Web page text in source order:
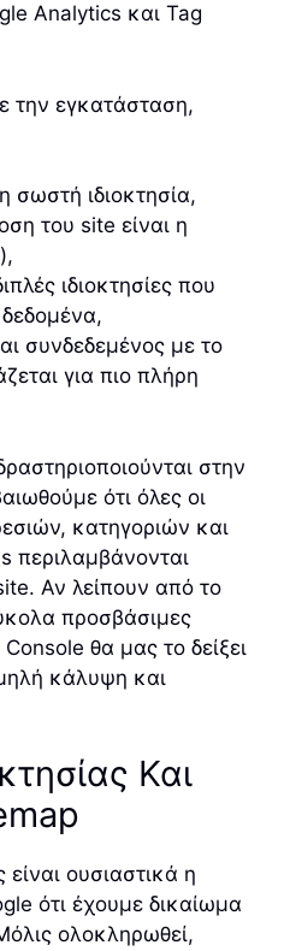
Analytics και Tag
την εγκατάσταση,
σωστή ιδιοκτησία,
του site είναι η
ιδιοκτησίες που
συνδεδεμένος με το
για πιο πλήρη
στην
ότι όλες οι
κατηγοριών και
περιλαμβάνονται
Αν λείπουν από το
προσβάσιμες
θα μας το δείξει
κάλυψη και
Και
είναι ουσιαστικά η
ότι έχουμε δικαίωμα
ολοκληρωθεί,